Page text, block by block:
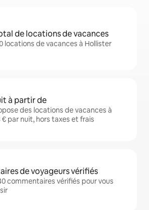
de locations de vacances
locations de vacances à Hollister
à partir de
des locations de vacances à
par nuit, hors taxes et frais
de voyageurs vérifiés
commentaires vérifiés pour vous